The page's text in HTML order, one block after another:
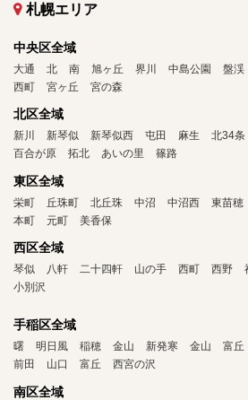
札幌エリア
中央区全域
大通 北 南 旭ヶ丘 界川 中島公園 盤渓
西町
宮ヶ丘 宮の森
北区全域
新川 新琴似 新琴似西 屯田 麻生 北34条
百合が原
拓北 あいの里 篠路
東区全域
栄町 丘珠町 北丘珠 中沼 中沼西 東苗穂
本町
元町 美香保
西区全域
琴似 八軒 二十四軒 山の手 西町 西野
小別沢
手稲区全域
曙 明日風 稲穂 金山 新発寒 金山 富丘
前田
山口 富丘 西宮の沢
南区全域